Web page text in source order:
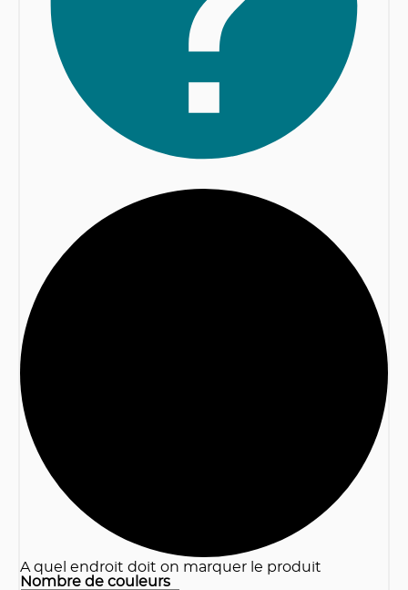
A quel endroit doit on marquer le produit
Nombre de couleurs